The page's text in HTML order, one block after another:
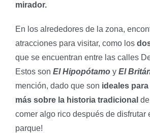
mirador.
En los alrededores de la zona,
atracciones para visitar, como los
que se encuentran entre las calles
Estos son El Hipopótamo y El
mención, dado que son ideales
más sobre la historia tradicional
comer algo rico después de disfrutar
parque!